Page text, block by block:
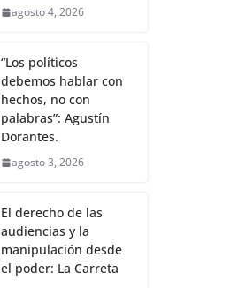
agosto 4, 2026
“Los políticos
debemos hablar con
hechos, no con
palabras”: Agustín
Dorantes.
agosto 3, 2026
El derecho de las
audiencias y la
manipulación desde
el poder: La Carreta